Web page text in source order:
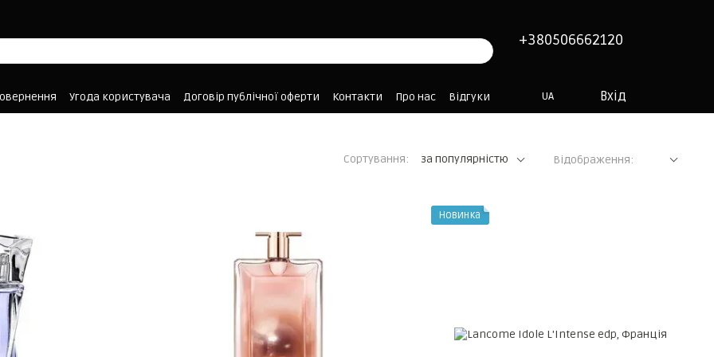
+380506662120
Угода користувача Договір публічної оферти Контакти Про нас
Відгуки
UA Вхід
Сортування: за популярністю Відображення:
Новинка